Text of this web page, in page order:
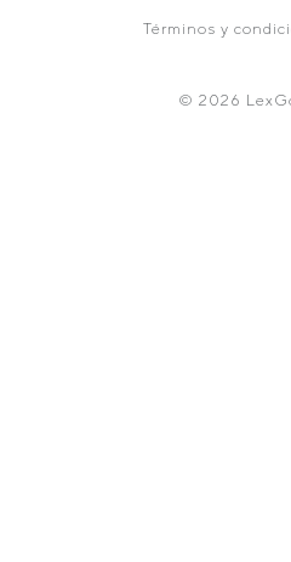
Términos y
© 2026